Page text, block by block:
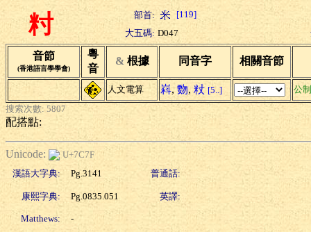
籿 部首:
[119]
大五碼: D047
音節
(香港語言學學會)
粵
音
& 根據 同音字 相關音節
人文電算 嵙, 覅, 粀 [5..]
公
搜索次數: 5807
配搭點:
Unicode:
U+7C7F
漢語大字典:
Pg.3141 普通話:
康熙字典: Pg.0835.051 英譯:
Matthews: -